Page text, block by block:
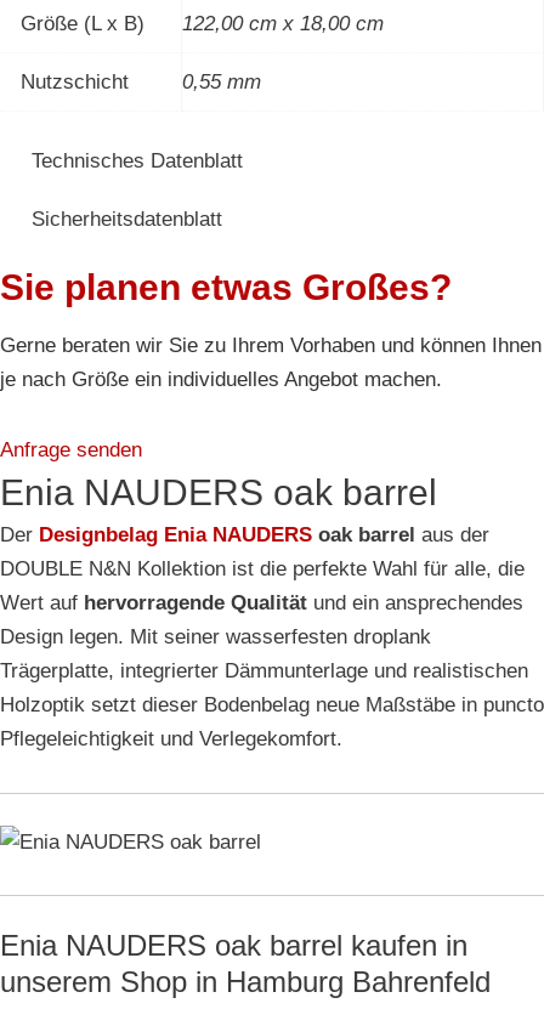
Größe (L x B) 122,00 cm x 18,00 cm
Nutzschicht 0,55 mm
Technisches Datenblatt
Sicherheitsdatenblatt
Sie planen etwas Großes?
Gerne beraten wir Sie zu Ihrem Vorhaben und können Ihnen
je nach Größe ein individuelles Angebot machen.
Anfrage senden
Enia NAUDERS oak barrel
Der Designbelag Enia NAUDERS oak barrel aus der
DOUBLE N&N Kollektion ist die perfekte Wahl für alle, die
Wert auf hervorragende Qualität und ein ansprechendes
Design legen. Mit seiner wasserfesten droplank
Trägerplatte, integrierter Dämmunterlage und realistischen
Holzoptik setzt dieser Bodenbelag neue Maßstäbe in puncto
Pflegeleichtigkeit und Verlegekomfort.
Enia NAUDERS oak barrel kaufen in
unserem Shop in Hamburg Bahrenfeld